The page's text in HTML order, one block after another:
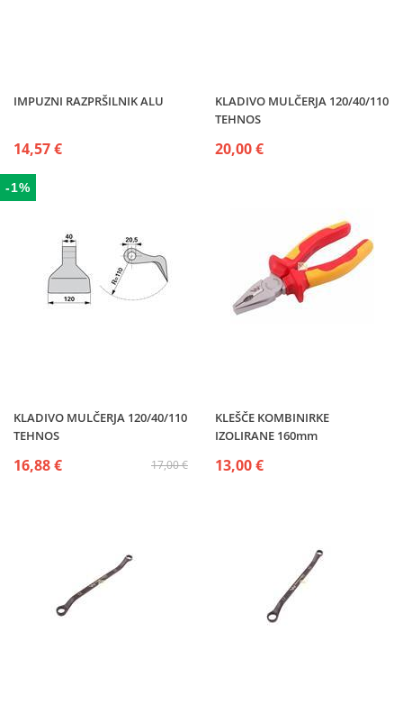
IMPUZNI RAZPRŠILNIK ALU
14,57 €
KLADIVO MULČERJA 120/40/110
TEHNOS
20,00 €
-1%
KLADIVO MULČERJA 120/40/110
TEHNOS
17,00 €
16,88 €
KLEŠČE KOMBINIRKE
IZOLIRANE 160mm
13,00 €